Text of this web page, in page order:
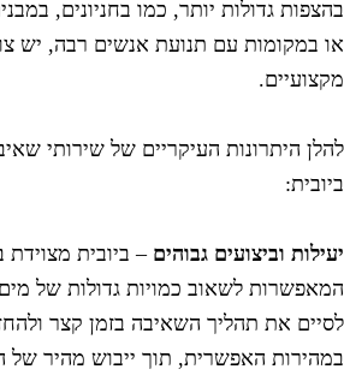
גדולות יותר, כמו בחניונים,
במקומות עם תנועת אנשים רבה, יש
היתרונות העיקריים של שירותי
וביצועים גבוהים– ביובית מצוידת
לשאוב כמויות גדולות של מים
את תהליך השאיבה בזמן קצר
האפשרית, תוך ייבוש מהיר של